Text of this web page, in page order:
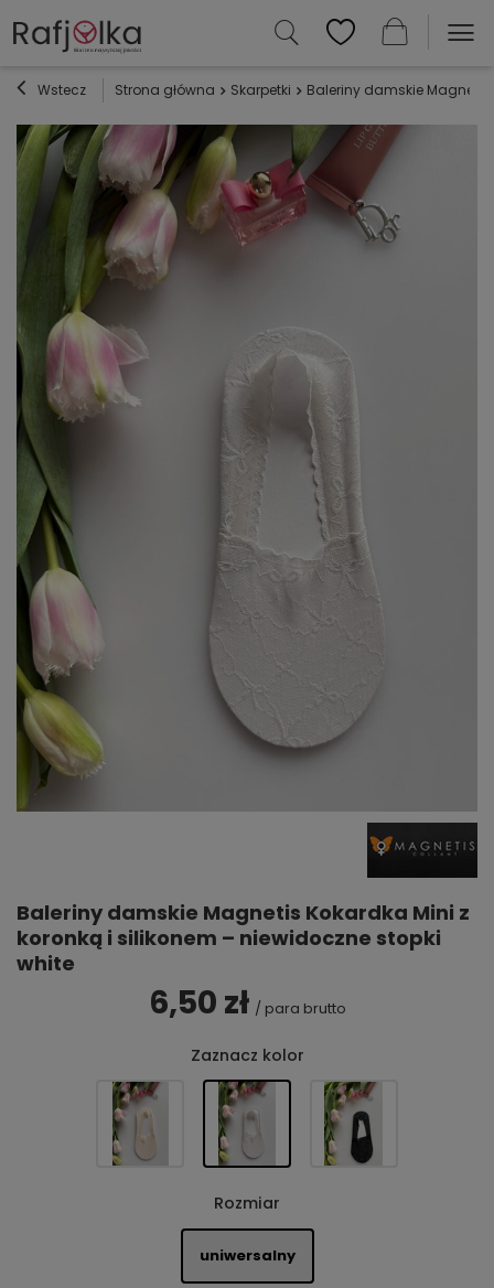
Wstecz Strona główna Skarpetki Baleriny damskie Magnetis
Baleriny damskie Magnetis Kokardka Mini z
koronką i silikonem – niewidoczne stopki
white
6,50 zł / para brutto
Zaznacz kolor
Rozmiar
uniwersalny